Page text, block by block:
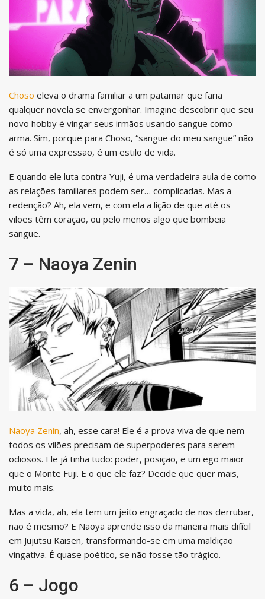
Choso eleva o drama familiar a um patamar que faria
qualquer novela se envergonhar. Imagine descobrir que seu
novo hobby é vingar seus irmãos usando sangue como
arma. Sim, porque para Choso, “sangue do meu sangue” não
é só uma expressão, é um estilo de vida.
E quando ele luta contra Yuji, é uma verdadeira aula de como
as relações familiares podem ser… complicadas. Mas a
redenção? Ah, ela vem, e com ela a lição de que até os
vilões têm coração, ou pelo menos algo que bombeia
sangue.
7 – Naoya Zenin
Naoya Zenin, ah, esse cara! Ele é a prova viva de que nem
todos os vilões precisam de superpoderes para serem
odiosos. Ele já tinha tudo: poder, posição, e um ego maior
que o Monte Fuji. E o que ele faz? Decide que quer mais,
muito mais.
Mas a vida, ah, ela tem um jeito engraçado de nos derrubar,
não é mesmo? E Naoya aprende isso da maneira mais difícil
em Jujutsu Kaisen, transformando-se em uma maldição
vingativa. É quase poético, se não fosse tão trágico.
6 – Jogo